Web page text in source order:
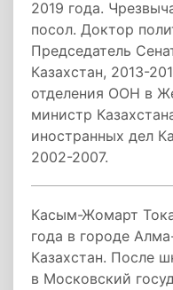
2019 года.
посол. Доктор
Председатель
Казахстан, 2013-
отделения ООН в
министр
иностранных дел
2002-2007.
Касым-Жомарт
года в городе
Казахстан. После
в Московский